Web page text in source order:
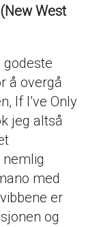
West
godeste
å overgå
If I’ve Only
jeg altså
med
er
og